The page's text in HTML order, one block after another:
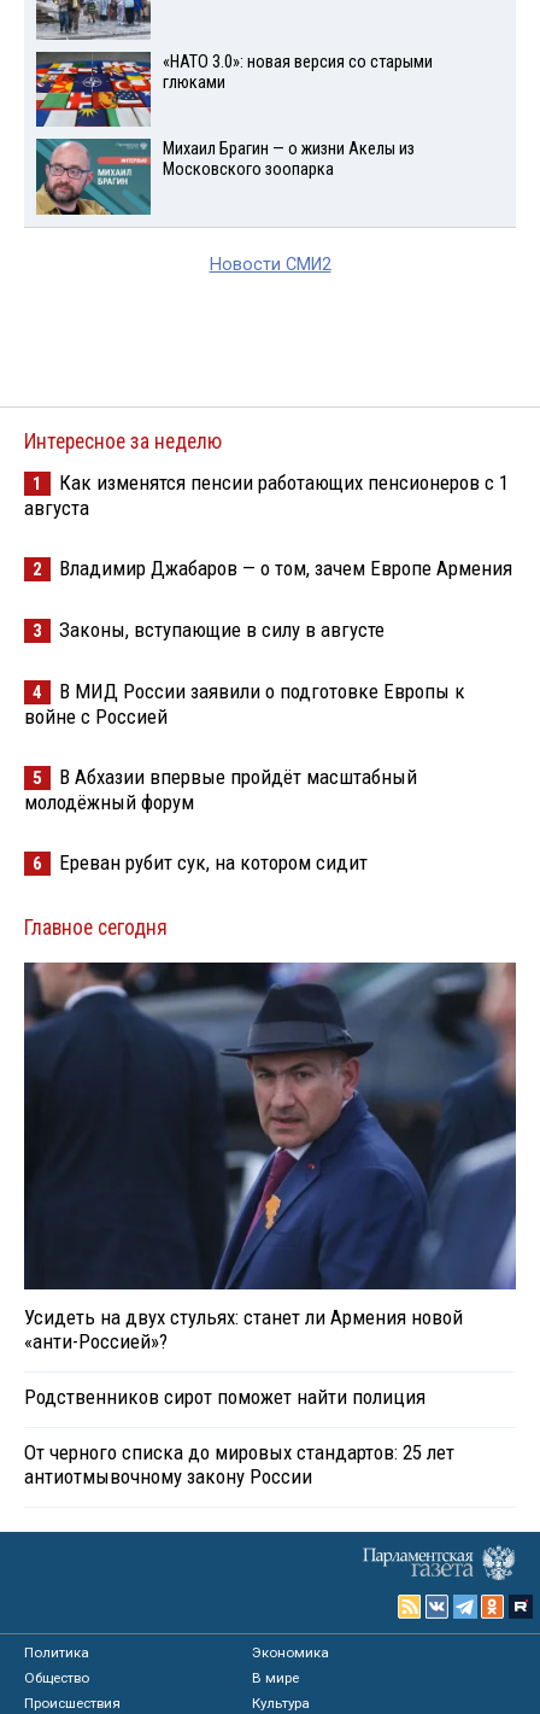
«НАТО 3.0»: новая версия со старыми
глюками
Михаил Брагин — о жизни Акелы из
Московского зоопарка
Новости СМИ2
Интересное за неделю
1
Как изменятся пенсии работающих пенсионеров с 1
августа
2 Владимир Джабаров — о том, зачем Европе Армения
3 Законы, вступающие в силу в августе
4
В МИД России заявили о подготовке Европы к
войне с Россией
5
В Абхазии впервые пройдёт масштабный
молодёжный форум
6 Ереван рубит сук, на котором сидит
Главное сегодня
Усидеть на двух стульях: станет ли Армения новой
«анти-Россией»?
Родственников сирот поможет найти полиция
От черного списка до мировых стандартов: 25 лет
антиотмывочному закону России
Политика
Экономика
Общество
В мире
Происшествия
Культура